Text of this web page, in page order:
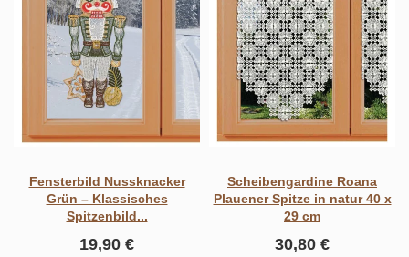
Fensterbild Nussknacker
Grün – Klassisches
Spitzenbild...
19,90 €
Scheibengardine Roana
Plauener Spitze in natur 40 x
29 cm
30,80 €